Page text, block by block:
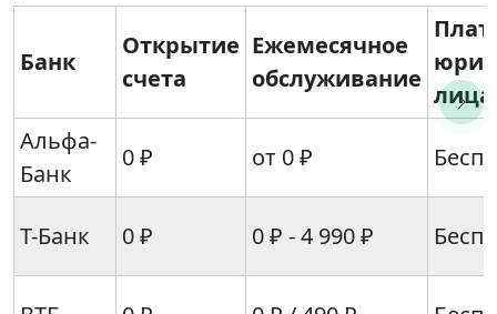
Банк
Открытие
счета
Ежемесячное
обслуживание
Альфа-
Банк
0 ₽ от 0 ₽
Т-Банк 0 ₽ 0 ₽ - 4 990 ₽